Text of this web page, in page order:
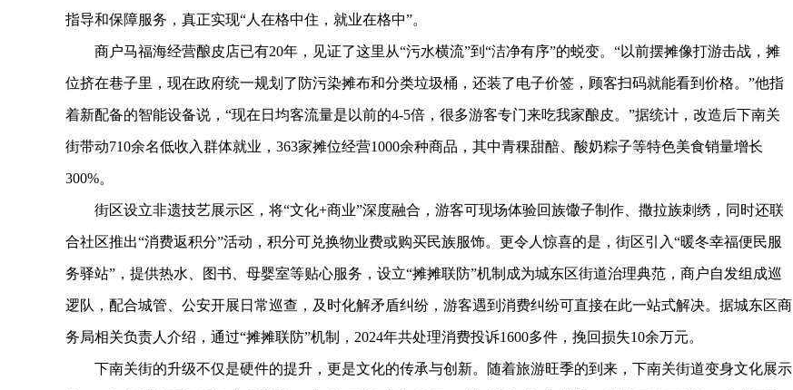
指导和保障服务，真正实现“人在格中住，就业在格中”。
商户马福海经营酿皮店已有20年，见证了这里从“污水横流”到“洁净有序”的蜕变。“以前摆摊像打游击战，摊
位挤在巷子里，现在政府统一规划了防污染摊布和分类垃圾桶，还装了电子价签，顾客扫码就能看到价格。”他指
着新配备的智能设备说，“现在日均客流量是以前的4-5倍，很多游客专门来吃我家酿皮。”据统计，改造后下南关
街带动710余名低收入群体就业，363家摊位经营1000余种商品，其中青稞甜醅、酸奶粽子等特色美食销量增长
300%。
街区设立非遗技艺展示区，将“文化+商业”深度融合，游客可现场体验回族馓子制作、撒拉族刺绣，同时还联
合社区推出“消费返积分”活动，积分可兑换物业费或购买民族服饰。更令人惊喜的是，街区引入“暖冬幸福便民服
务驿站”，提供热水、图书、母婴室等贴心服务，设立“摊摊联防”机制成为城东区街道治理典范，商户自发组成巡
逻队，配合城管、公安开展日常巡查，及时化解矛盾纠纷，游客遇到消费纠纷可直接在此一站式解决。据城东区商
务局相关负责人介绍，通过“摊摊联防”机制，2024年共处理消费投诉1600多件，挽回损失10余万元。
下南关街的升级不仅是硬件的提升，更是文化的传承与创新。随着旅游旺季的到来，下南关街道变身文化展示